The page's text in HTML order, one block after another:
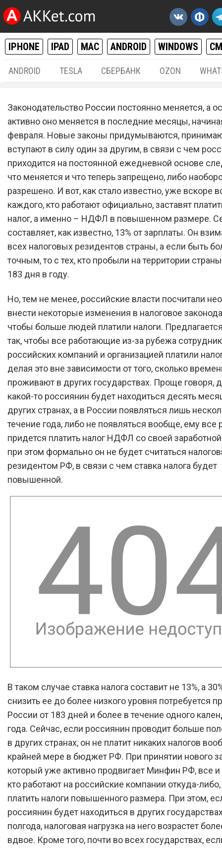
IPHONE IPAD MAC ANDROID WINDOWS
ANDROID TESLA СБЕРБАНК OZON
30% с зарплаты. С 1
вводится новый налог
кто работает официально
Законодательство России постоянно меняется, а
активно оно меняется в последние месяцы,
февраля. Новые законы придумываются,
вступают в силу один за другим, в связи с чем
приходится на постоянной ежедневной основе
что меняется и что теперь запрещено, либо
разрешено. И вот, как стало известно, уже вскоре
каждого, кто работают официально, заставят
налог, а именно – НДФЛ в повышенном размере.
составляет, как известно, 13% от зарплаты. Он
всех налоговых резидентов страны, а если быть
точным, то с тех, кто пробыли на территории
183 дня в году.
Но, тем не менее, российские власти посчитали
внести некоторые изменения в налоговое
чтобы больше людей платили налоги.
так, чтобы все работающие из-за рубежа
российских компаний и организацией платили
делая это вне зависимости от того, сколько
проживают в других государствах. Проще говоря,
какой-то россиянин будет находиться десять
других странах, а в России появляться лишь
течение года, либо не появляться вообще, ему все
придется платить налог НДФЛ со своей
при этом формально он не будет считаться
резидентом РФ, в связи с чем ставка налога будет
повышенной.
В таком случае ставка налога составит не 13%, а
снизить ее до более низкого уровня потребуется
России от 183 дней и более в течение одного
года. Сейчас, если россиянин проводит больше
в других странах, он не платит никаких налогов
крайней мере в бюджет РФ. При принятии нового
который уже активно продвигает Минфин РФ, все
кто работают на российские компании откуда-
платить налоги повышенного размера. При этом,
россиянин будет находиться в других
полгода, налоговая нагрузка на него возрастет
вдвое. Кроме того, почти во всех государствах,